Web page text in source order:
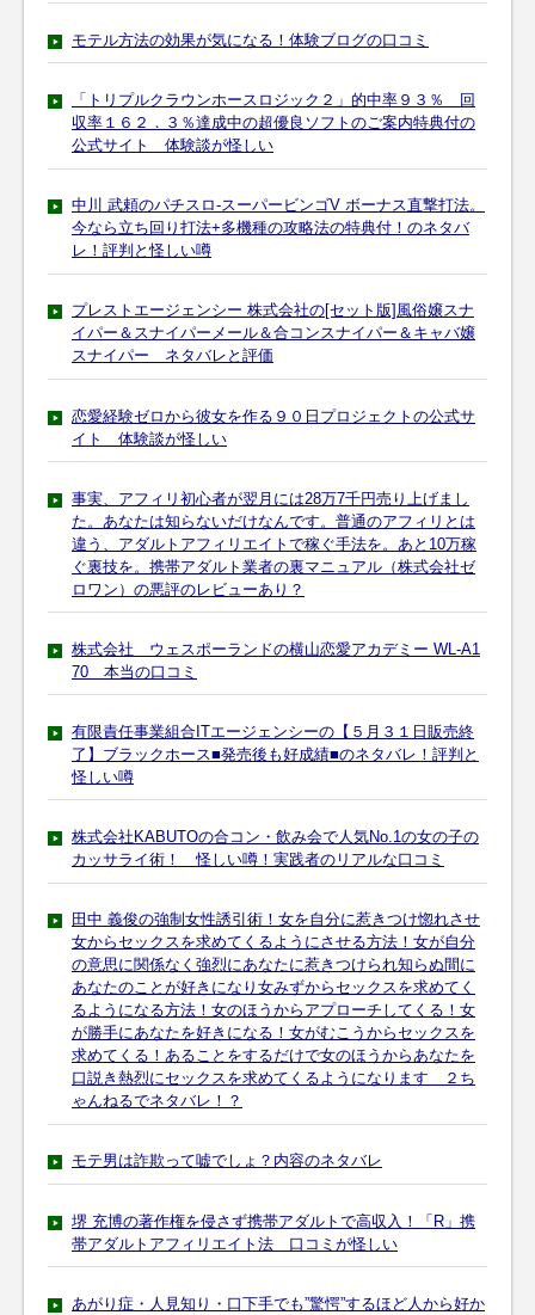
モテル方法の効果が気になる！体験ブログの口コミ
「トリプルクラウンホースロジック２」的中率９３％ 回
収率１６２．３％達成中の超優良ソフトのご案内特典付の
公式サイト 体験談が怪しい
中川 武頼のパチスロ-スーパービンゴV ボーナス直撃打法。
今なら立ち回り打法+多機種の攻略法の特典付！のネタバ
レ！評判と怪しい噂
プレストエージェンシー 株式会社の[セット版]風俗嬢スナ
イパー＆スナイパーメール＆合コンスナイパー＆キャバ嬢
スナイパー ネタバレと評価
恋愛経験ゼロから彼女を作る９０日プロジェクトの公式サ
イト 体験談が怪しい
事実、アフィリ初心者が翌月には28万7千円売り上げまし
た。あなたは知らないだけなんです。普通のアフィリとは
違う、アダルトアフィリエイトで稼ぐ手法を。あと10万稼
ぐ裏技を。携帯アダルト業者の裏マニュアル（株式会社ゼ
ロワン）の悪評のレビューあり？
株式会社 ウェスポーランドの横山恋愛アカデミー WL-A1
70 本当の口コミ
有限責任事業組合ITエージェンシーの【５月３１日販売終
了】ブラックホース■発売後も好成績■のネタバレ！評判と
怪しい噂
株式会社KABUTOの合コン・飲み会で人気No.1の女の子の
カッサライ術！ 怪しい噂！実践者のリアルな口コミ
田中 義俊の強制女性誘引術！女を自分に惹きつけ惚れさせ
女からセックスを求めてくるようにさせる方法！女が自分
の意思に関係なく強烈にあなたに惹きつけられ知らぬ間に
あなたのことが好きになり女みずからセックスを求めてく
るようになる方法！女のほうからアプローチしてくる！女
が勝手にあなたを好きになる！女がむこうからセックスを
求めてくる！あることをするだけで女のほうからあなたを
口説き熱烈にセックスを求めてくるようになります ２ち
ゃんねるでネタバレ！？
モテ男は詐欺って嘘でしょ？内容のネタバレ
堺 充博の著作権を侵さず携帯アダルトで高収入！「R」携
帯アダルトアフィリエイト法 口コミが怪しい
あがり症・人見知り・口下手でも”驚愕”するほど人から好か